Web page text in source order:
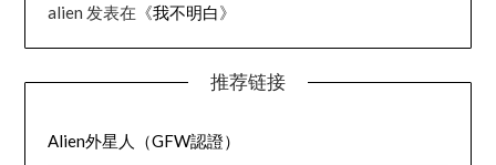
alien 发表在《我不明白》
推荐链接
Alien外星人（GFW認證）